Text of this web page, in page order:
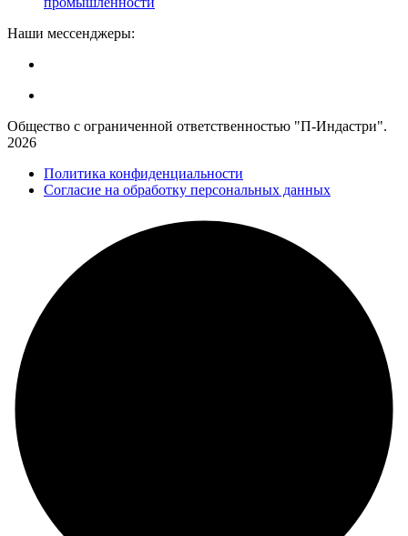
Наши мессенджеры:
Общество с ограниченной ответственностью "П-Индастри".
2026
Политика конфиденциальности
Согласие на обработку персональных данных